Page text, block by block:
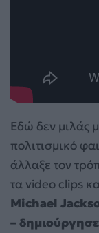
Εδώ δεν μιλάς
πολιτισμικό
άλλαξε τον
τα video clips
Michael
– δημιούργησε